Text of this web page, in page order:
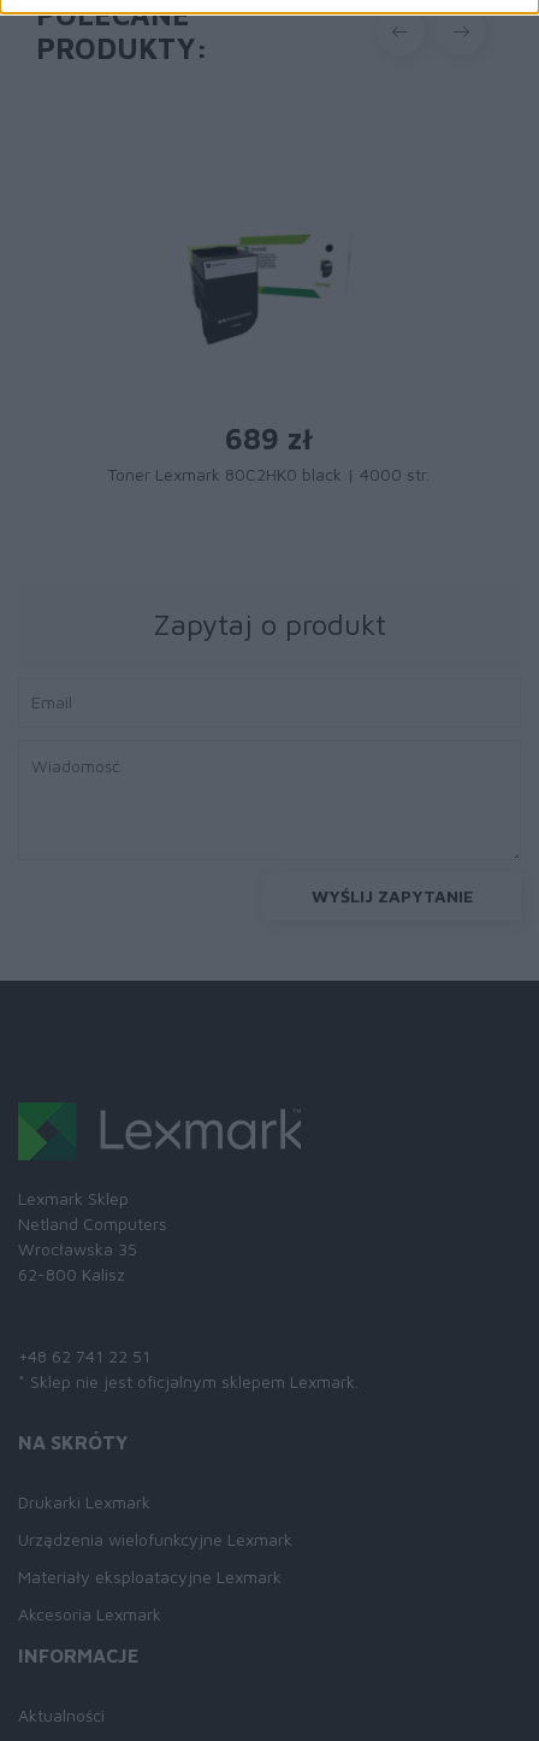
POLECANE
PRODUKTY:
689 zł
Toner Lexmark 80C2HK0 black | 4000 str.
Zapytaj o produkt
WYŚLIJ ZAPYTANIE
Lexmark Sklep
Netland Computers
Wrocławska 35
62-800 Kalisz
+48 62 741 22 51
* Sklep nie jest oficjalnym sklepem Lexmark.
NA SKRÓTY
Drukarki Lexmark
Urządzenia wielofunkcyjne Lexmark
Materiały eksploatacyjne Lexmark
Akcesoria Lexmark
INFORMACJE
Aktualności